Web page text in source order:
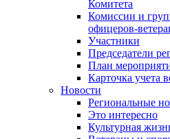
Комитета
Комиссии и
офицеров-
Участники
Председатели
План
Карточка учета
Новости
Региональные
Это интересно
Культурная